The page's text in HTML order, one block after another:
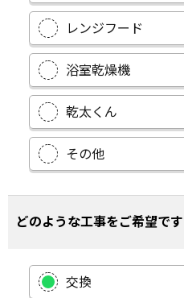
レンジフード
浴室乾燥機
乾太くん
その他
どのような工事をご希望です
交換